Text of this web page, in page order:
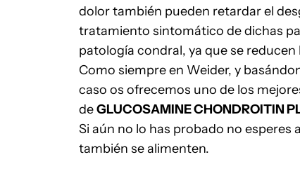
dolor también pueden retardar el
tratamiento sintomático de dichas
patología condral, ya que se
Como siempre en Weider, y
caso os ofrecemos uno de los
deGLUCOSAMINE CHONDROITIN
Si aún no lo has probado no
también se alimenten.